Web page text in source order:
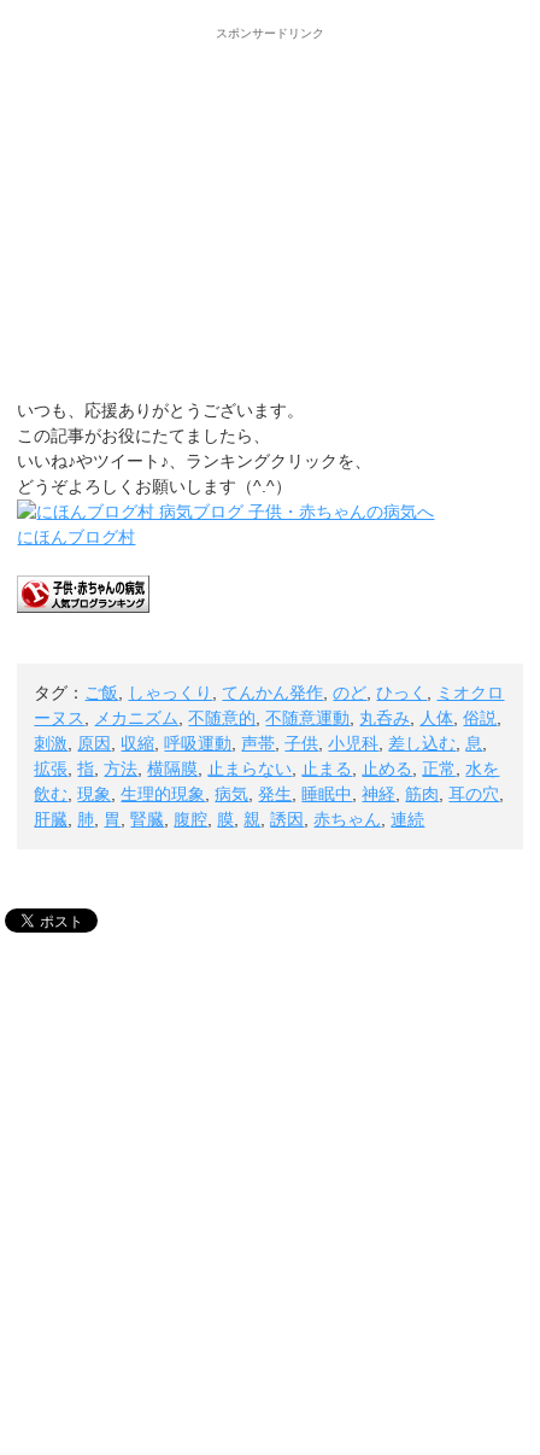
スポンサードリンク
いつも、応援ありがとうございます。
この記事がお役にたてましたら、
いいね♪やツイート♪、ランキングクリックを、
どうぞよろしくお願いします（^.^）
にほんブログ村
タグ： ご飯 しゃっくり てんかん発作 ,のど ,ひっく
ミオクロ
ーヌス
メカニズム ,不随意的 ,不随意運動 丸呑み 人体 ,俗説
刺激
原因 収縮 ,呼吸運動 ,声帯 ,子供 ,小児科 差し込む 息
拡張 ,指 ,方法 ,横隔膜 止まらない 止まる 止める ,正常 ,水を
飲む ,現象 ,生理的現象 ,病気 ,発生 ,睡眠中 ,神経 ,筋肉 ,耳の穴
肝臓
肺 胃 ,腎臓 腹腔 膜 ,親 ,誘因 ,赤ちゃん ,連続